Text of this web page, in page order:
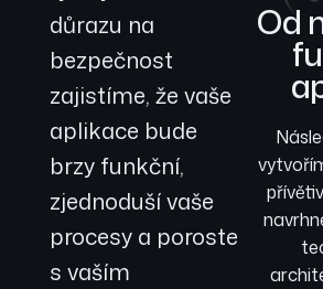
důrazu na
bezpečnost
zajistíme, že vaše
aplikace bude
brzy funkční,
zjednoduší vaše
procesy a poroste
s vaším
Od